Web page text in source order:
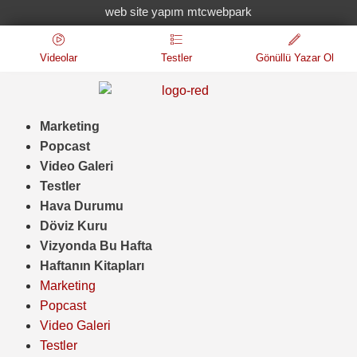
web site yapım mtcwebpark
Videolar Testler Gönüllü Yazar Ol
Marketing
Popcast
Video Galeri
Testler
Hava Durumu
Döviz Kuru
Vizyonda Bu Hafta
Haftanın Kitapları
Marketing
Popcast
Video Galeri
Testler